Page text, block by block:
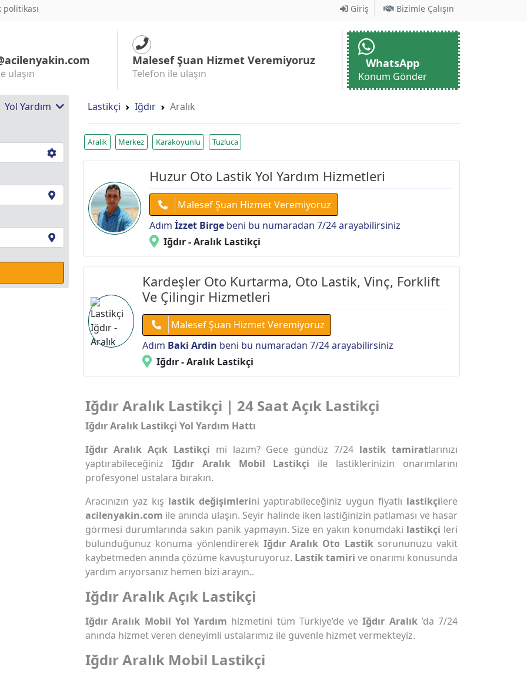
Giriş Bizimle Çalışın
ulaşın
Malesef Şuan Hizmet Veremiyoruz
Telefon ile ulaşın
WhatsApp
Konum Gönder
Yardım Lastikçi Iğdır Aralık
Aralık Merkez Karakoyunlu Tuzluca
Huzur Oto Lastik Yol Yardım Hizmetleri
Malesef Şuan Hizmet Veremiyoruz
Adım İzzet Birge beni bu numaradan 7/24 arayabilirsiniz
Iğdır - Aralık Lastikçi
Kardeşler Oto Kurtarma, Oto Lastik, Vinç, Forklift
Ve Çilingir Hizmetleri
Malesef Şuan Hizmet Veremiyoruz
Adım Baki Ardin beni bu numaradan 7/24 arayabilirsiniz
Iğdır - Aralık Lastikçi
Iğdır Aralık Lastikçi | 24 Saat Açık Lastikçi
Iğdır Aralık Lastikçi Yol Yardım Hattı
Iğdır Aralık Açık Lastikçi mi lazım? Gece gündüz 7/24 lastik tamiratlarınızı
yaptırabileceğiniz Iğdır Aralık Mobil Lastikçi ile lastiklerinizin onarımlarını
profesyonel ustalara bırakın.
Aracınızın yaz kış lastik değişimlerini yaptırabileceğiniz uygun fiyatlı lastikçilere
acilenyakin.com ile anında ulaşın. Seyir halinde iken lastiğinizin patlaması ve hasar
görmesi durumlarında sakın panik yapmayın. Size en yakın konumdaki lastikçi leri
bulunduğunuz konuma yönlendirerek Iğdır Aralık Oto Lastiksorununuzu vakit
kaybetmeden anında çözüme kavuşturuyoruz. Lastik tamiri ve onarımı konusunda
yardım arıyorsanız hemen bizi arayın..
Iğdır Aralık Açık Lastikçi
Iğdır Aralık Mobil Yol Yardım hizmetini tüm Türkiye’de veIğdır Aralık ’da 7/24
anında hizmet veren deneyimli ustalarımız ile güvenle hizmet vermekteyiz.
Iğdır Aralık Mobil Lastikçi